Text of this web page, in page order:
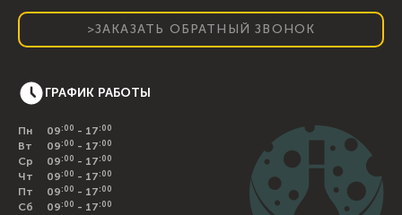
>ЗАКАЗАТЬ ОБРАТНЫЙ ЗВОНОК
ГРАФИК РАБОТЫ
Пн 09 :00 - 17 :00
Вт 09 :00 - 17 :00
Ср 09 :00 - 17 :00
Чт 09 :00 - 17 :00
Пт 09 :00 - 17 :00
Сб 09 :00 - 17 :00